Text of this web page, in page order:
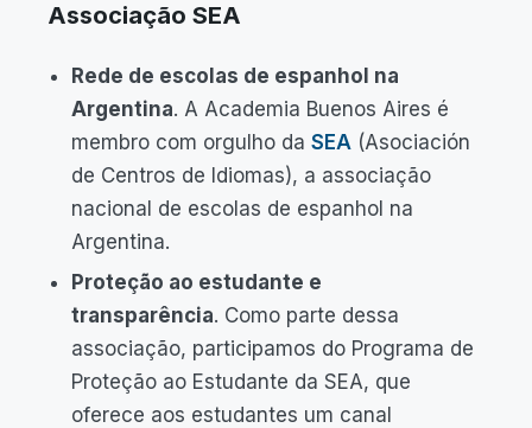
Associação SEA
Rede de escolas de espanhol na
Argentina. A Academia Buenos Aires é
membro com orgulho da SEA (Asociación
de Centros de Idiomas), a associação
nacional de escolas de espanhol na
Argentina.
Proteção ao estudante e
transparência. Como parte dessa
associação, participamos do Programa de
Proteção ao Estudante da SEA, que
oferece aos estudantes um canal